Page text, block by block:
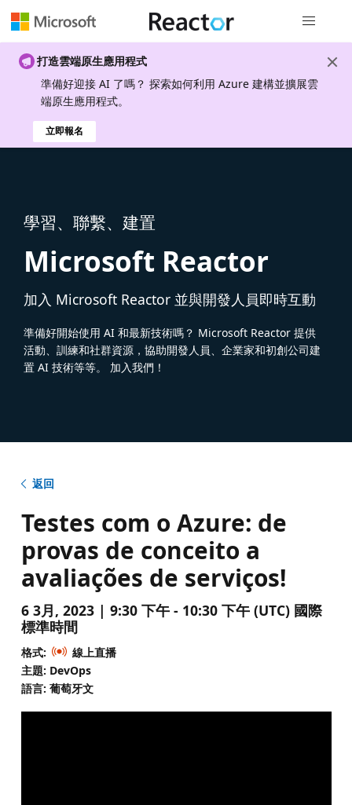
打造雲端原生應用程式
準備好迎接 AI 了嗎？ 探索如何利用 Azure 建構並擴展雲
端原生應用程式。
立即報名
學習、聯繫、建置
Microsoft Reactor
加入 Microsoft Reactor 並與開發人員即時互動
準備好開始使用 AI 和最新技術嗎？ Microsoft Reactor 提供
活動、訓練和社群資源，協助開發人員、企業家和初創公司建
置 AI 技術等等。 加入我們！
返回
Testes com o Azure: de
provas de conceito a
avaliações de serviços!
6 3月, 2023 | 9:30 下午 - 10:30 下午 (UTC) 國際
標準時間
格式:
線上直播
主題: DevOps
語言: 葡萄牙文